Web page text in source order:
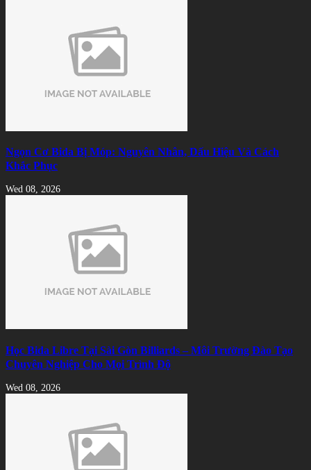
Ngọn Cơ Bida Bị Móp: Nguyên Nhân, Dấu Hiệu Và Cách
Khắc Phục
Wed 08, 2026
Học Bida Libre Tại Sài Gòn Billiards – Môi Trường Đào Tạo
Chuyên Nghiệp Cho Mọi Trình Độ
Wed 08, 2026